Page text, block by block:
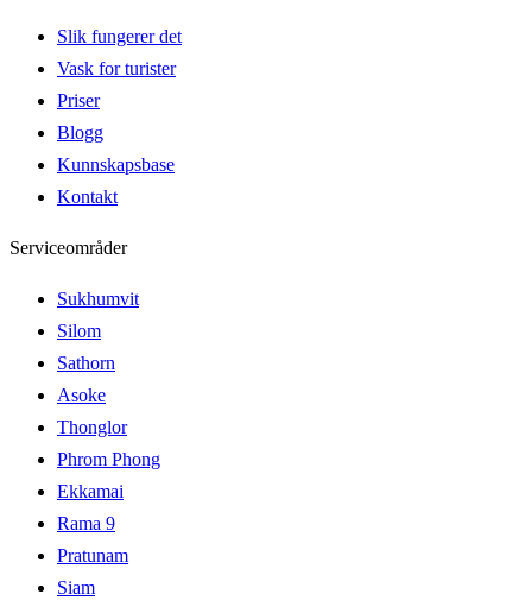
Slik fungerer det
Vask for turister
Priser
Blogg
Kunnskapsbase
Kontakt
Serviceområder
Sukhumvit
Silom
Sathorn
Asoke
Thonglor
Phrom Phong
Ekkamai
Rama 9
Pratunam
Siam